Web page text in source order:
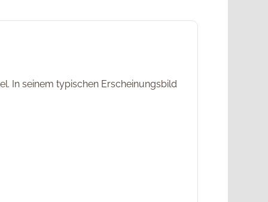
In seinem typischen Erscheinungsbild